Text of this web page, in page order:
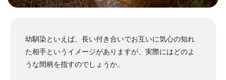
幼馴染といえば、長い付き合いでお互いに気心の知れ
た相手というイメージがありますが、実際にはどのよ
うな間柄を指すのでしょうか。